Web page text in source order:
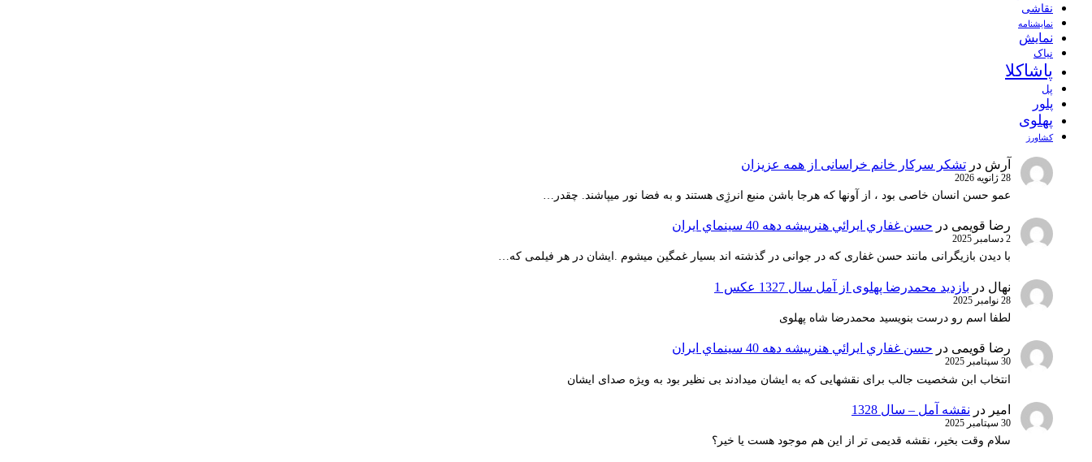
نقاشی
نمايشنامه
نمایش
نیاک
پاشاکلا
پل
پلور
پهلوی
کشاورز
آرش در تشکر سرکار خانم خراسانی از همه عزیزان
28 ژانویه 2026
عمو حسن انسان خاصی بود ، از آونها که هرجا باشن منبع انرژِی هستند و به فضا نور میپاشند. چقدر…
رضا قویمی در حسن غفاري ايرائي هنرپيشه دهه 40 سينماي ايران
2 دسامبر 2025
با دیدن بازیگرانی مانند حسن غفاری که در جوانی در گذشته اند بسیار غمگین میشوم .ایشان در هر فیلمی که…
نهال در بازدید محمدرضا پهلوی از آمل سال 1327 عکس 1
28 نوامبر 2025
لطفا اسم رو درست بنویسید محمدرضا شاه پهلوی
رضا قویمی در حسن غفاري ايرائي هنرپيشه دهه 40 سينماي ايران
30 سپتامبر 2025
انتخاب ابن شخصیت جالب برای نقشهایی که به ایشان میدادند بی نظیر بود به ویژه صدای ایشان
امیر در نقشه آمل – سال 1328
30 سپتامبر 2025
سلام وقت بخیر، نقشه قدیمی تر از این هم موجود هست یا خیر؟